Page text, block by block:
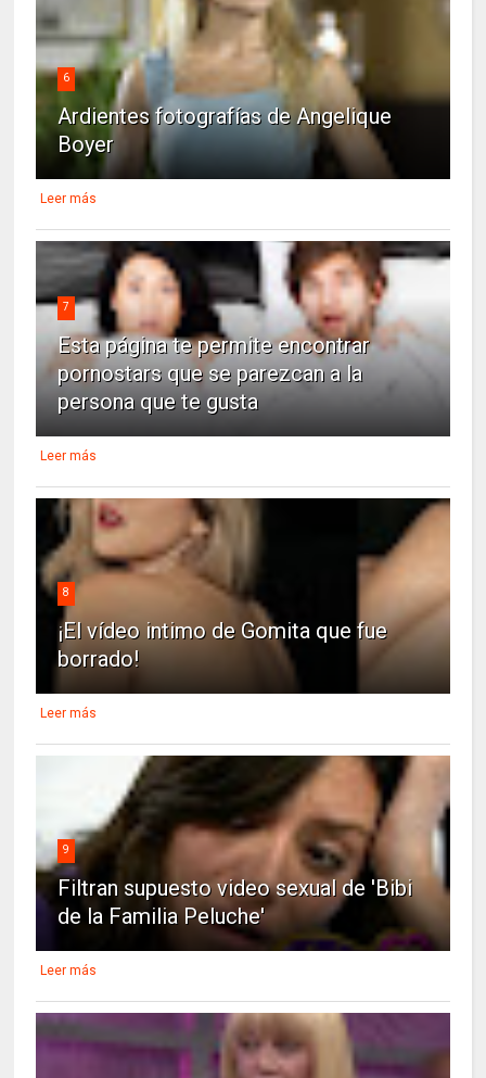
6
Ardientes fotografías de Angelique
Boyer
Leer más
7
Esta página te permite encontrar
pornostars que se parezcan a la
persona que te gusta
Leer más
8
¡El vídeo intimo de Gomita que fue
borrado!
Leer más
9
Filtran supuesto video sexual de 'Bibi
de la Familia Peluche'
Leer más